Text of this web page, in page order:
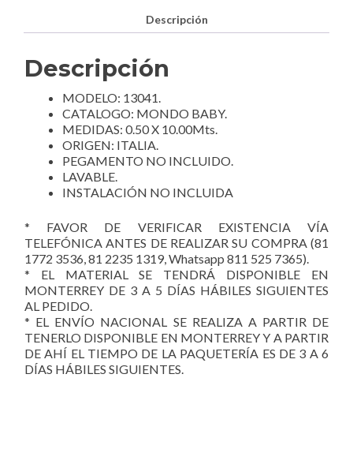
Descripción
Descripción
MODELO: 13041.
CATALOGO: MONDO BABY.
MEDIDAS: 0.50 X 10.00Mts.
ORIGEN: ITALIA.
PEGAMENTO NO INCLUIDO.
LAVABLE.
INSTALACIÓN NO INCLUIDA
* FAVOR DE VERIFICAR EXISTENCIA VÍA
TELEFÓNICA ANTES DE REALIZAR SU COMPRA (81
1772 3536, 81 2235 1319, Whatsapp 811 525 7365).
* EL MATERIAL SE TENDRÁ DISPONIBLE EN
MONTERREY DE 3 A 5 DÍAS HÁBILES SIGUIENTES
AL PEDIDO.
* EL ENVÍO NACIONAL SE REALIZA A PARTIR DE
TENERLO DISPONIBLE EN MONTERREY Y A PARTIR
DE AHÍ EL TIEMPO DE LA PAQUETERÍA ES DE 3 A 6
DÍAS HÁBILES SIGUIENTES.